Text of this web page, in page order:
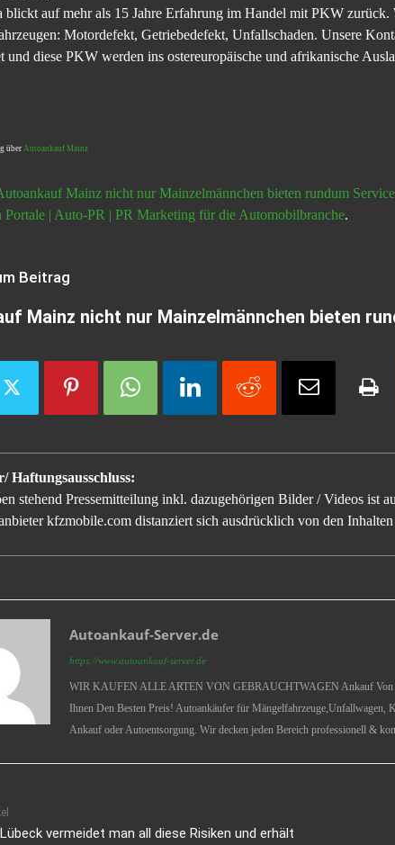
blickt auf mehr als 15 Jahre Erfahrung im Handel mit PKW
Motordefekt, Getriebedefekt, Unfallschaden. Unsere
und diese PKW werden ins ostereuropäische und afrikanische
über Autoankauf Mainz
Mainz nicht nur Mainzelmännchen bieten rundum Service
Portale | Auto-PR | PR Marketing für die Automobilbranche.
Beitrag
Mainz nicht nur Mainzelmännchen bieten
Haftungsausschluss:
stehend Pressemitteilung inkl. dazugehörigen Bilder / Videos ist
kfzmobile.com distanziert sich ausdrücklich von den
Autoankauf-Server.de
https://www.autoankauf-server.de
WIR KAUFEN ALLE ARTEN VON GEBRAUCHTWAGEN Ankauf Von
Ihnen Den Besten Preis! Autoankäufer für
Ankauf oder Autoentsorgung. Wir decken jeden Bereich professionell &
vermeidet man all diese Risiken und erhält